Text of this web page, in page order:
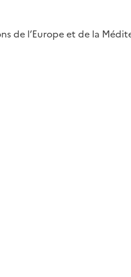
de l’Europe et de la